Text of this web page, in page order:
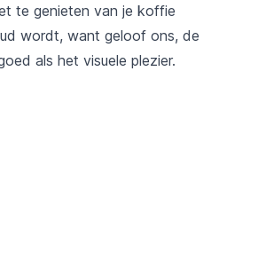
te genieten van je koffie
wordt, want geloof ons, de
als het visuele plezier.